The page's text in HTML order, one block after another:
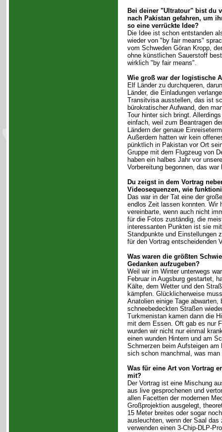
Bei deiner "Ultratour" bist du
nach Pakistan gefahren, um
so eine verrückte Idee?
Die Idee ist schon entstanden
wieder von "by fair means"
vom Schweden Göran Kropp,
ohne künstlichen Sauerstoff
wirklich "by fair means".
Wie groß war der logistische
Elf Länder zu durchqueren,
Länder, die Einladungen
Transitvisa ausstellen, das ist
bürokratischer Aufwand, den
Tour hinter sich bringt.
einfach, weil zum Beantragen
Ländern der genaue
Außerdem hatten wir kein
pünktlich in Pakistan vor Ort
Gruppe mit dem Flugzeug von
haben ein halbes Jahr vor
Vorbereitung begonnen, das war
Du zeigst in dem Vortrag
Videosequenzen, wie
Das war in der Tat eine der
endlos Zeit lassen konnten. Wir
vereinbarte, wenn auch nicht
für die Fotos zuständig, die
interessanten Punkten ist sie
Standpunkte und Einstellungen
für den Vortrag entscheidenden
Was waren die größten
Gedanken aufzugeben?
Weil wir im Winter unterwegs
Februar in Augsburg gestartet,
Kälte, dem Wetter und den
kämpfen. Glücklicherweise
Anatolien einige Tage abwarten,
schneebedeckten Straßen
Turkmenistan kamen dann die
mit dem Essen. Oft gab es nur
wurden wir nicht nur einmal
einen wunden Hintern und am
Schmerzen beim Aufsteigen am
sich schon manchmal, was
Was für eine Art von Vortrag
mit?
Der Vortrag ist eine Mischung
aus live gesprochenen und
allen Facetten der modernen
Großprojektion ausgelegt,
15 Meter breites oder sogar
ausleuchten, wenn der Saal das
verwenden einen 3-Chip-DLP-